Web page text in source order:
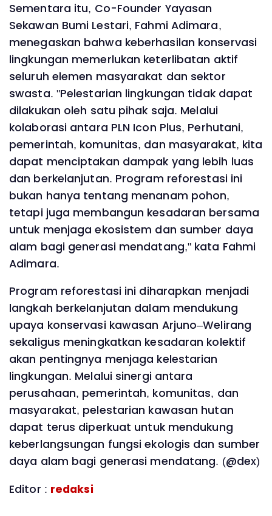
Sementara itu, Co-Founder Yayasan
Sekawan Bumi Lestari, Fahmi Adimara,
menegaskan bahwa keberhasilan konservasi
lingkungan memerlukan keterlibatan aktif
seluruh elemen masyarakat dan sektor
swasta. "Pelestarian lingkungan tidak dapat
dilakukan oleh satu pihak saja. Melalui
kolaborasi antara PLN Icon Plus, Perhutani,
pemerintah, komunitas, dan masyarakat, kita
dapat menciptakan dampak yang lebih luas
dan berkelanjutan. Program reforestasi ini
bukan hanya tentang menanam pohon,
tetapi juga membangun kesadaran bersama
untuk menjaga ekosistem dan sumber daya
alam bagi generasi mendatang," kata Fahmi
Adimara.
Program reforestasi ini diharapkan menjadi
langkah berkelanjutan dalam mendukung
upaya konservasi kawasan Arjuno–Welirang
sekaligus meningkatkan kesadaran kolektif
akan pentingnya menjaga kelestarian
lingkungan. Melalui sinergi antara
perusahaan, pemerintah, komunitas, dan
masyarakat, pelestarian kawasan hutan
dapat terus diperkuat untuk mendukung
keberlangsungan fungsi ekologis dan sumber
daya alam bagi generasi mendatang. (@dex)
Editor : redaksi